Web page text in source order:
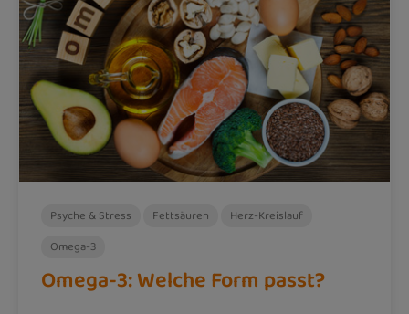
Psyche & Stress Fettsäuren
Herz-Kreislauf
Omega-3
Omega-3: Welche Form passt?